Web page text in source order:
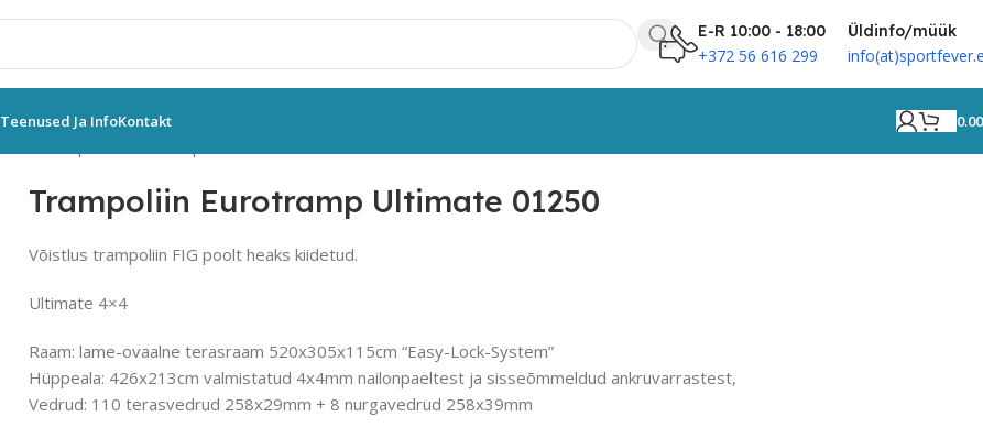
E-R 10:00 - 18:00
+372 56 616 299
Üldinfo/müük
Teenused Ja InfoKontakt
Trampoliin Eurotramp Ultimate 01250
Võistlus trampoliin FIG poolt heaks kiidetud.
Ultimate 4×4
Raam: lame-ovaalne terasraam 520x305x115cm “Easy-Lock-System”
Hüppeala: 426x213cm valmistatud 4x4mm nailonpaeltest ja sisseõmmeldud ankruvarrastest,
Vedrud: 110 terasvedrud 258x29mm + 8 nurgavedrud 258x39mm